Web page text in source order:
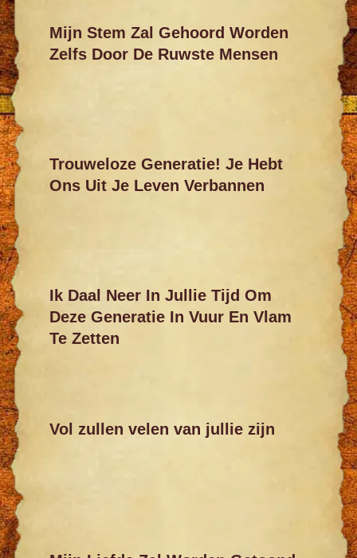
Mijn Stem Zal Gehoord Worden
Zelfs Door De Ruwste Mensen
Trouweloze Generatie! Je Hebt
Ons Uit Je Leven Verbannen
Ik Daal Neer In Jullie Tijd Om
Deze Generatie In Vuur En Vlam
Te Zetten
Vol zullen velen van jullie zijn